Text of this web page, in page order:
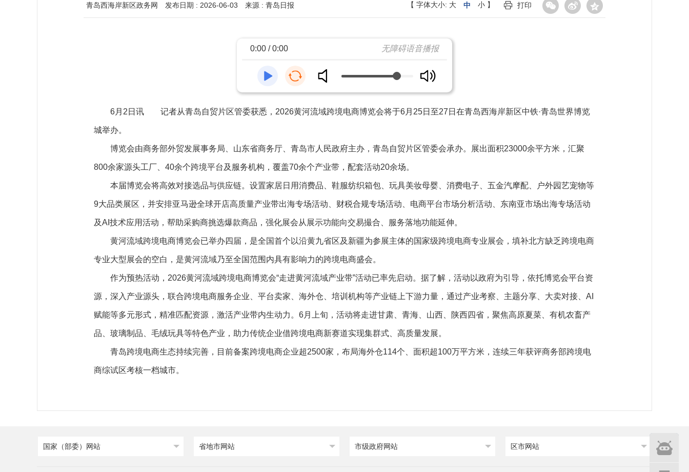
青岛西海岸新区政务网 发布日期 : 2026-06-03 来源 : 青岛日报 【 字体大小: 大 中 小 】 打印
无障碍语音播报
0:00 / 0:00
6月2日讯 记者从青岛自贸片区管委获悉，2026黄河流域跨境电商博览会将于6月25日至27日在青岛西海岸新区中铁·青岛世界博览
城举办。
博览会由商务部外贸发展事务局、山东省商务厅、青岛市人民政府主办，青岛自贸片区管委会承办。展出面积23000余平方米，汇聚
800余家源头工厂、40余个跨境平台及服务机构，覆盖70余个产业带，配套活动20余场。
本届博览会将高效对接选品与供应链。设置家居日用消费品、鞋服纺织箱包、玩具美妆母婴、消费电子、五金汽摩配、户外园艺宠物等
9大品类展区，并安排亚马逊全球开店高质量产业带出海专场活动、财税合规专场活动、电商平台市场分析活动、东南亚市场出海专场活动
及AI技术应用活动，帮助采购商挑选爆款商品，强化展会从展示功能向交易撮合、服务落地功能延伸。
黄河流域跨境电商博览会已举办四届，是全国首个以沿黄九省区及新疆为参展主体的国家级跨境电商专业展会，填补北方缺乏跨境电商
专业大型展会的空白，是黄河流域乃至全国范围内具有影响力的跨境电商盛会。
作为预热活动，2026黄河流域跨境电商博览会“走进黄河流域产业带”活动已率先启动。据了解，活动以政府为引导，依托博览会平台资
源，深入产业源头，联合跨境电商服务企业、平台卖家、海外仓、培训机构等产业链上下游力量，通过产业考察、主题分享、大卖对接、AI
赋能等多元形式，精准匹配资源，激活产业带内生动力。6月上旬，活动将走进甘肃、青海、山西、陕西四省，聚焦高原夏菜、有机农畜产
品、玻璃制品、毛绒玩具等特色产业，助力传统企业借跨境电商新赛道实现集群式、高质量发展。
青岛跨境电商生态持续完善，目前备案跨境电商企业超2500家，布局海外仓114个、面积超100万平方米，连续三年获评商务部跨境电
商综试区考核一档城市。
国家（部委）网站 省地市网站 市级政府网站 区市网站
智能
问答